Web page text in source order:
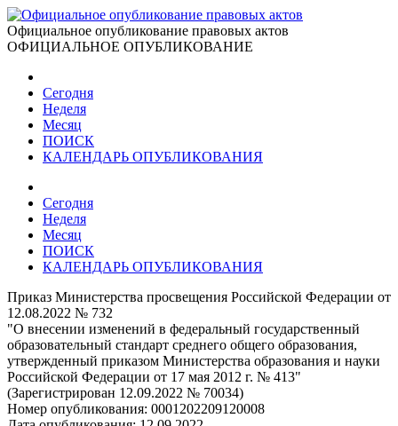
Официальное опубликование правовых актов
ОФИЦИАЛЬНОЕ ОПУБЛИКОВАНИЕ
Сегодня
Неделя
Месяц
ПОИСК
КАЛЕНДАРЬ ОПУБЛИКОВАНИЯ
Сегодня
Неделя
Месяц
ПОИСК
КАЛЕНДАРЬ ОПУБЛИКОВАНИЯ
Приказ Министерства просвещения Российской Федерации от
12.08.2022 № 732
"О внесении изменений в федеральный государственный
образовательный стандарт среднего общего образования,
утвержденный приказом Министерства образования и науки
Российской Федерации от 17 мая 2012 г. № 413"
(Зарегистрирован 12.09.2022 № 70034)
Номер опубликования: 0001202209120008